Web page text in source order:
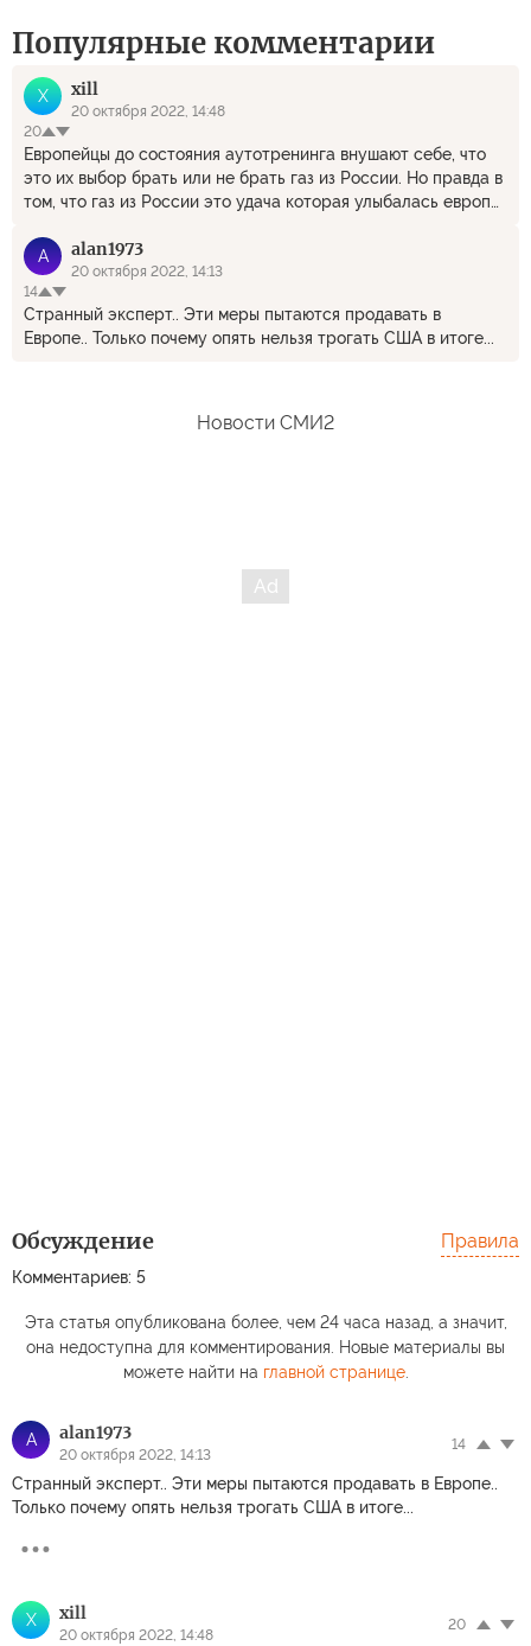
Популярные комментарии
X xill
20 октября 2022, 14:48
20
Европейцы до состояния аутотренинга внушают себе, что
это их выбор брать или не брать газ из России. Но правда в
том, что газ из России это удача которая улыбалась европе
удачи. Маладцы. Удачи
A alan1973
20 октября 2022, 14:13
14
Странный эксперт.. Эти меры пытаются продавать в
Европе.. Только почему опять нельзя трогать США в итоге...
Новости СМИ2
Обсуждение
Комментариев: 5
Правила
Эта статья опубликована более, чем 24 часа назад, а значит,
она недоступна для комментирования. Новые материалы вы
можете найти на главной странице.
A alan1973
20 октября 2022, 14:13
14
Странный эксперт.. Эти меры пытаются продавать в Европе..
Только почему опять нельзя трогать США в итоге...
X xill
20 октября 2022, 14:48
20